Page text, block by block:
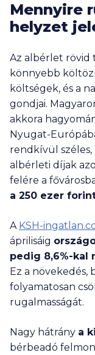
Mennyire
helyzet
Az albérlet rövid
könnyebb
költségek, és a
gondjai.
akkora
Nyugat-
rendkívül széles,
albérleti díjak
felére a
a 250 ezer
A KSH-
áprilisáig
pedig 8,6%-kal
Ez a növekedés,
folyamatosan
rugalmasságát.
Nagy hátrány a
bérbeadó